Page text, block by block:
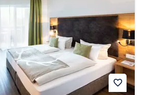
favorite